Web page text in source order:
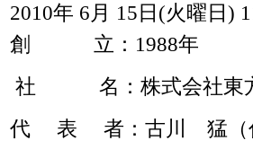
2010年 6月 15日(火曜日)
創 立：1988年
社 名：株式会社東
代 表 者：古川 猛（代